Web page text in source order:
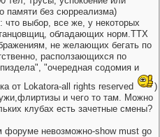
памяти без сюрреализма)
что выбор, все же, у некоторых
обладающих норм.ТТХ
не желающих бегать по
расползающихся по
"очередная содомия и
от Lokatora-all rights reserved
)
и чего то там. Можно
клубах есть зачетные смены?
форуме невозможно-show must go